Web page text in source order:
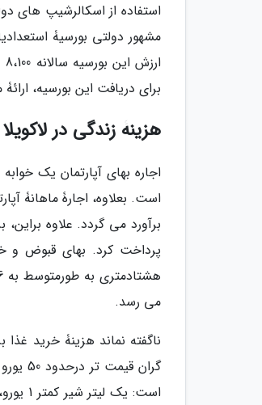
استفاده از اسکالرشیپ های
مشهور دولتی بورسیۀ
برای دریافت این بورسیه، ارائۀ مدرک آیلتس با حداقل
هزینۀ زندگی در لاکویلا
پرداخت کرد. بهای قبوض و
می رسد.
گران